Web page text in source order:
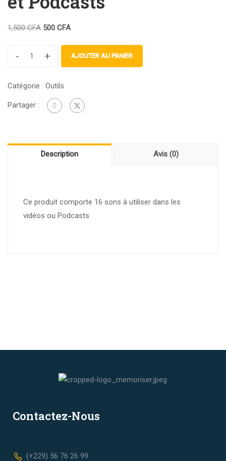
1,500CFA 500 CFA
- + AJOUTER AU PANIER
Catégorie : Outils
Partager :
Description Avis (0)
Ce produit comporte 16 sons à utiliser dans les
vidéos ou Podcasts
Contactez-Nous
(+229) 56 76 26 99